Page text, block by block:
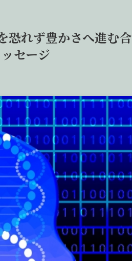
恐れず豊かさへ進む
セージ